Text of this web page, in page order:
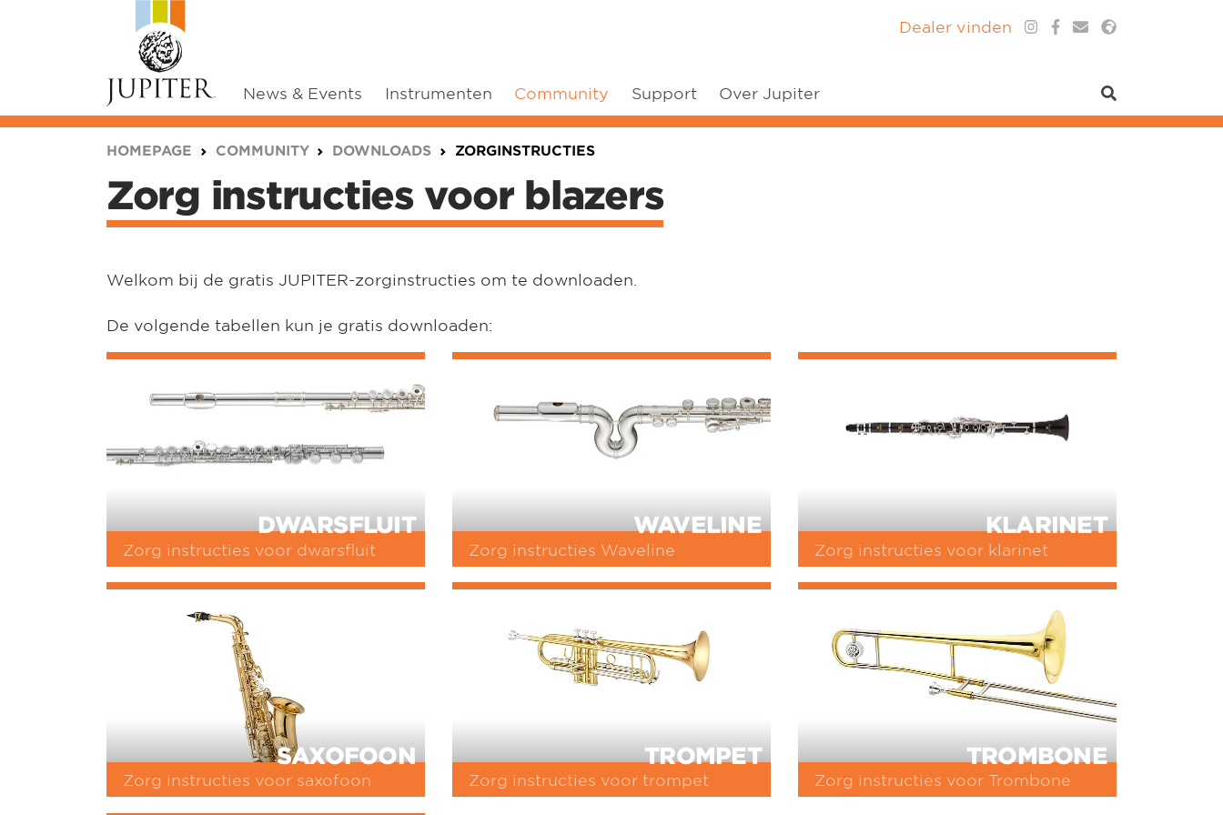
News & Events Instrumenten Community Support Over Jupiter
Dealer vinden
HOMEPAGE COMMUNITY DOWNLOADS ZORGINSTRUCTIES
Zorg instructies voor blazers
Welkom bij de gratis JUPITER-zorginstructies om te downloaden.
De volgende tabellen kun je gratis downloaden:
DWARSFLUIT
Zorg instructies voor dwarsfluit
WAVELINE
Zorg instructies Waveline
KLARINET
Zorg instructies voor klarinet
SAXOFOON
Zorg instructies voor saxofoon
TROMPET
Zorg instructies voor trompet
TROMBONE
Zorg instructies voor Trombone